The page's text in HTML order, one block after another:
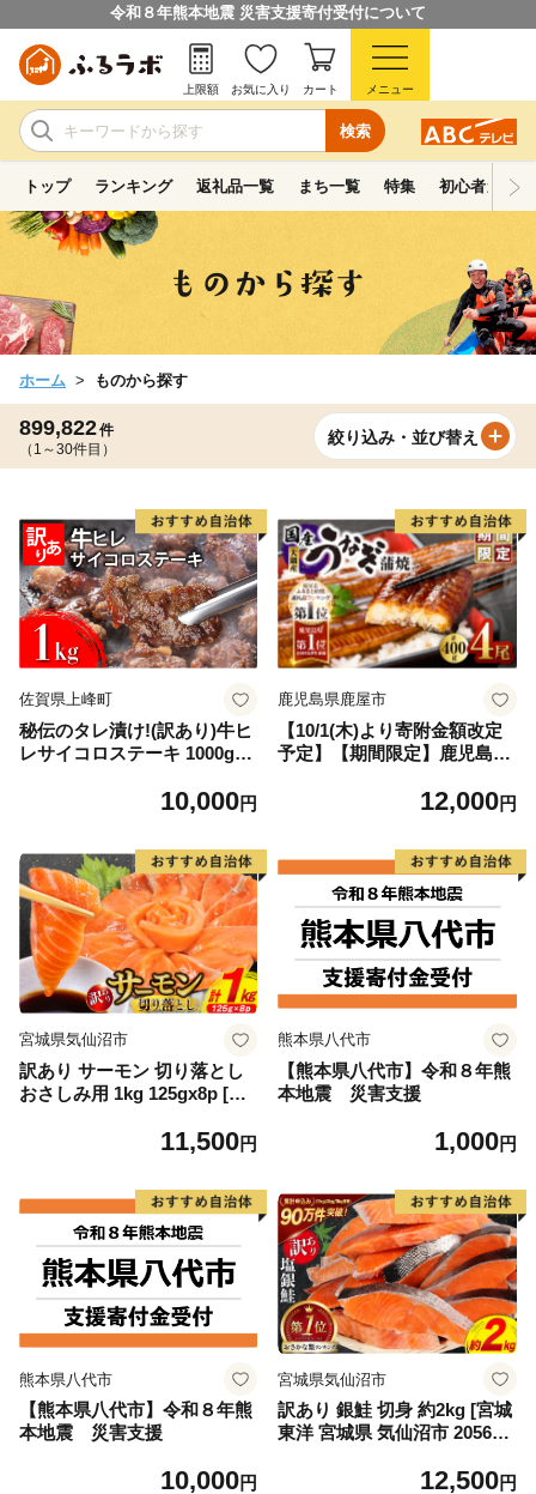
令和８年熊本地震 災害支援寄付受付について
検索
上限額 お気に入り カート メニュー
トップ ランキング 返礼品一覧 まち一覧 特集 初心者ガイド
ホーム ものから探す
899,822件
（1～30件目）
絞り込み・並び替え
佐賀県上峰町
秘伝のタレ漬け!(訳あり)牛ヒ
レサイコロステーキ 1000g
10,000円
鹿児島県鹿屋市
【10/1(木)より寄附金額改定
予定】【期間限定】鹿児島県
12,000円
宮城県気仙沼市
訳あり サーモン 切り落とし
おさしみ用 1kg 125gx8p [足
4313] 魚 魚介類 鮭 お刺し身
介
11,500円
熊本県八代市
【熊本県八代市】令和８年熊
本地震 災害支援
1,000円
熊本県八代市
【熊本県八代市】令和８年熊
本地震 災害支援
10,000円
宮城県気仙沼市
訳あり 銀鮭 切身 約2kg [宮城
東洋 宮城県 気仙沼市 205649
格外 不揃い さけ サケ 鮭切身
12,500円